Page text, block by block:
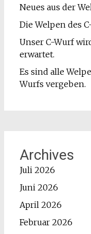
Neues aus der
Die Welpen des
Unser C-Wurf
erwartet.
Es sind alle
Wurfs vergeben.
Archives
Juli 2026
Juni 2026
April 2026
Februar 2026